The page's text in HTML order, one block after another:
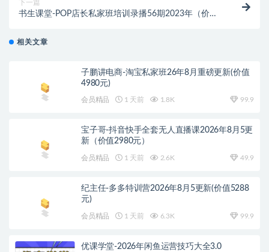
下一篇
书生课堂-POP店长私家班培训录播56期2023年（价值
相关文章
子鹏讲电商-淘宝私家班26年8月重磅更新(价值
4980元)
会员精品 1 天前 1.8K 99.9
宝子哥-抖音快手全套无人直播课2026年8月5更
新（价值2980元）
会员精品 1 天前 2.6K 49.9
纪主任-多多特训营2026年8月5更新(价值5288
元)
会员精品 1 天前 6.3K 99.9
优课学堂-2026年闲鱼运营技巧大全3.0